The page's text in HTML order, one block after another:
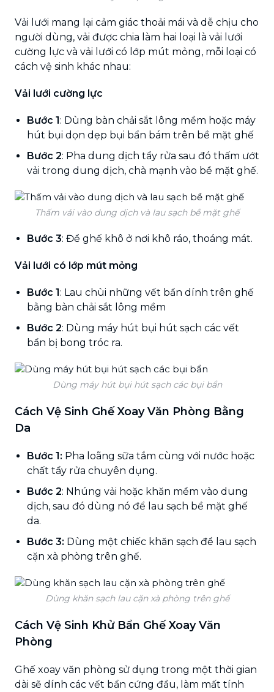
Vải lưới mang lại cảm giác thoải mái và dễ chịu cho
người dùng, vải được chia làm hai loại là vải lưới
cường lực và vải lưới có lớp mút mỏng, mỗi loại có
cách vệ sinh khác nhau:
Vải lưới cường lực
Bước 1: Dùng bàn chải sắt lông mềm hoặc máy
hút bụi dọn dẹp bụi bẩn bám trên bề mặt ghế
Bước 2: Pha dung dịch tẩy rửa sau đó thấm ướt
vải trong dung dịch, chà mạnh vào bề mặt ghế.
Thấm vải vào dung dịch và lau sạch bề mặt ghế
Bước 3: Để ghế khô ở nơi khô ráo, thoáng mát.
Vải lưới có lớp mút mỏng
Bước 1: Lau chùi những vết bẩn dính trên ghế
bằng bàn chải sắt lông mềm
Bước 2: Dùng máy hút bụi hút sạch các vết
bẩn bị bong tróc ra.
Dùng máy hút bụi hút sạch các bụi bẩn
Cách Vệ Sinh Ghế Xoay Văn Phòng Bằng
Da
Bước 1: Pha loãng sữa tắm cùng với nước hoặc
chất tẩy rửa chuyên dụng.
Bước 2: Nhúng vải hoặc khăn mềm vào dung
dịch, sau đó dùng nó để lau sạch bề mặt ghế
da.
Bước 3: Dùng một chiếc khăn sạch để lau sạch
cặn xà phòng trên ghế.
Dùng khăn sạch lau cặn xà phòng trên ghế
Cách Vệ Sinh Khử Bẩn Ghế Xoay Văn
Phòng
Ghế xoay văn phòng sử dụng trong một thời gian
dài sẽ dính các vết bẩn cứng đầu, làm mất tính